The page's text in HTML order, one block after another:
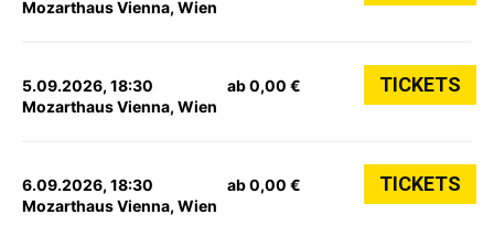
Mozarthaus Vienna, Wien
5.09.2026, 18:30
Mozarthaus Vienna, Wien
ab 0,00 € TICKETS
6.09.2026, 18:30
Mozarthaus Vienna, Wien
ab 0,00 € TICKETS